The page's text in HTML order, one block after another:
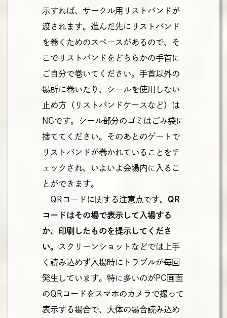
示すれば、サークル用リストバンドが
渡されます。進んだ先にリストバンド
を巻くためのスペースがあるので、そ
こでリストバンドをどちらかの手首に
ご自分で巻いてください。手首以外の
場所に巻いたり、シールを使用しない
止め方（リストバンドケースなど）は
NGです。シール部分のゴミはごみ袋に
捨ててください。そのあとのゲートで
リストバンドが巻かれていることをチ
ェックされ、いよいよ会場内に入るこ
とができます。
QRコードに関する注意点です。 QR
コードはその場で表示して入場する
か、印刷したものを提示してくださ
い。
スクリーンショットなどでは上手
く読み込めず入場時にトラブルが毎回
発生しています。特に多いのがPC画面
のQRコードをスマホのカメラで撮って
表示する場合で、大体の場合読み込め